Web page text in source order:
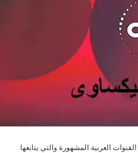
العربية المشهورة والتي يتابعها